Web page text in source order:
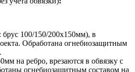
: брус 100/150/200х150мм), в
Обработана огнебиозащитным
на ребро, врезаются в обвязку с
огнебиозащитным составом на